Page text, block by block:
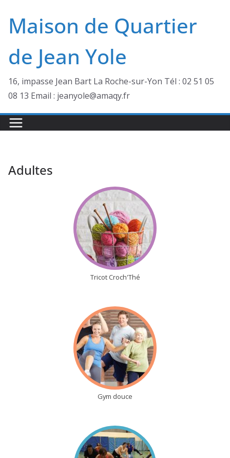
contenu
Maison de Quartier
de Jean Yole
16, impasse Jean Bart La Roche-sur-Yon Tél : 02 51 05
08 13 Email : jeanyole@amaqy.fr
Adultes
Tricot Croch'Thé
Gym douce